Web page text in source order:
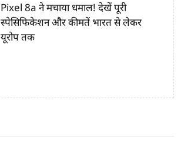
Pixel 8a ने मचाया धमाल! देखें पूरी
स्पेसिफिकेशन और कीमतें भारत से लेकर
यूरोप तक